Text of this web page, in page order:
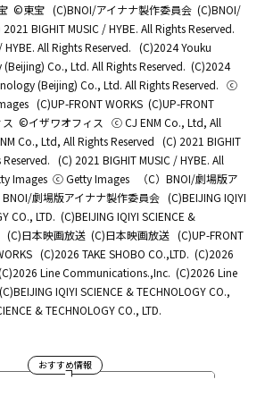
©東宝 (C)BNOI/アイナナ製作委員会 (C)BNOI/
2021 BIGHIT MUSIC / HYBE. All Rights Reserved.
All Rights Reserved. (C)2024 Youku
Co., Ltd. All Rights Reserved. (C)2024
(Beijing) Co., Ltd. All Rights Reserved. ⓒ
(C)UP-FRONT WORKS (C)UP-FRONT
©イザワオフィス
ⓒ CJ ENM Co., Ltd, All
Co., Ltd, All Rights Reserved (C) 2021 BIGHIT
(C) 2021 BIGHIT MUSIC / HYBE. All
Images ⓒ Getty Images
（C）BNOI/劇場版ア
BNOI/劇場版アイナナ製作委員会 (C)BEIJING IQIYI
CO., LTD. (C)BEIJING IQIYI SCIENCE &
(C)日本映画放送 (C)日本映画放送 (C)UP-FRONT
(C)2026 TAKE SHOBO CO.,LTD. (C)2026
Line Communications.,Inc. (C)2026 Line
(C)BEIJING IQIYI SCIENCE & TECHNOLOGY CO.,
& TECHNOLOGY CO., LTD.
おすすめ情報